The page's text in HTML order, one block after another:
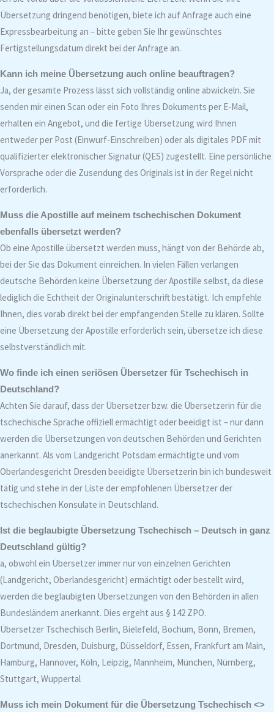
Übersetzung dringend benötigen, biete ich auf Anfrage auch eine
Expressbearbeitung an – bitte geben Sie Ihr gewünschtes
Fertigstellungsdatum direkt bei der Anfrage an.
Kann ich meine Übersetzung auch online beauftragen?
Ja, der gesamte Prozess lässt sich vollständig online abwickeln. Sie
senden mir einen Scan oder ein Foto Ihres Dokuments per E-Mail,
erhalten ein Angebot, und die fertige Übersetzung wird Ihnen
entweder per Post (Einwurf-Einschreiben) oder als digitales PDF mit
qualifizierter elektronischer Signatur (QES) zugestellt. Eine persönliche
Vorsprache oder die Zusendung des Originals ist in der Regel nicht
erforderlich.
Muss die Apostille auf meinem tschechischen Dokument
ebenfalls übersetzt werden?
Ob eine Apostille übersetzt werden muss, hängt von der Behörde ab,
bei der Sie das Dokument einreichen. In vielen Fällen verlangen
deutsche Behörden keine Übersetzung der Apostille selbst, da diese
lediglich die Echtheit der Originalunterschrift bestätigt. Ich empfehle
Ihnen, dies vorab direkt bei der empfangenden Stelle zu klären. Sollte
eine Übersetzung der Apostille erforderlich sein, übersetze ich diese
selbstverständlich mit.
Wo finde ich einen seriösen Übersetzer für Tschechisch in
Deutschland?
Achten Sie darauf, dass der Übersetzer bzw. die Übersetzerin für die
tschechische Sprache offiziell ermächtigt oder beeidigt ist – nur dann
werden die Übersetzungen von deutschen Behörden und Gerichten
anerkannt. Als vom Landgericht Potsdam ermächtigte und vom
Oberlandesgericht Dresden beeidigte Übersetzerin bin ich bundesweit
tätig und stehe in der Liste der empfohlenen Übersetzer der
tschechischen Konsulate in Deutschland.
Ist die beglaubigte Übersetzung Tschechisch – Deutsch in ganz
Deutschland gültig?
a, obwohl ein Übersetzer immer nur von einzelnen Gerichten
(Landgericht, Oberlandesgericht) ermächtigt oder bestellt wird,
werden die beglaubigten Übersetzungen von den Behörden in allen
Bundesländern anerkannt. Dies ergeht aus § 142 ZPO.
Übersetzer Tschechisch Berlin, Bielefeld, Bochum, Bonn, Bremen,
Dortmund, Dresden, Duisburg, Düsseldorf, Essen, Frankfurt am Main,
Hamburg, Hannover, Köln, Leipzig, Mannheim, München, Nürnberg,
Stuttgart, Wuppertal
Muss ich mein Dokument für die Übersetzung Tschechisch <>